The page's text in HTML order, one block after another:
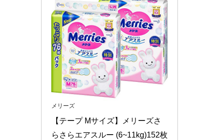
メリーズ
【テープ Mサイズ】メリーズさ
らさらエアスルー (6~11kg)152枚